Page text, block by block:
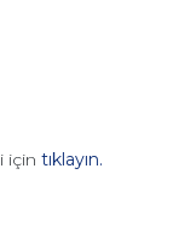
için tıklayın.